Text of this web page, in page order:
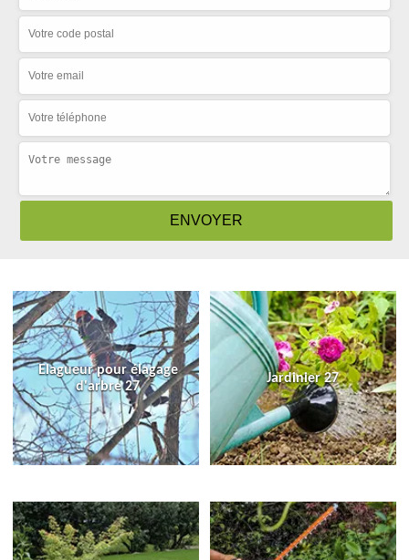
Elagueur pour élagage
d'arbre 27
Jardinier 27